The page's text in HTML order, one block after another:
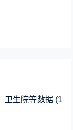
卫生院等数据 (1